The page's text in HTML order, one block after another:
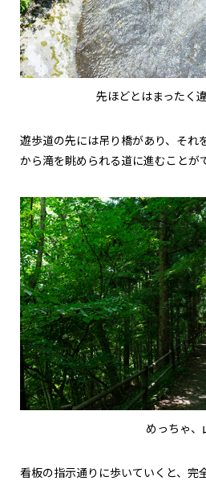
先ほどとはまったく
遊歩道の先には吊り橋があり、それ
から滝を眺められる道に進むことが
めっちゃ、
看板の指示通りに歩いていくと、完